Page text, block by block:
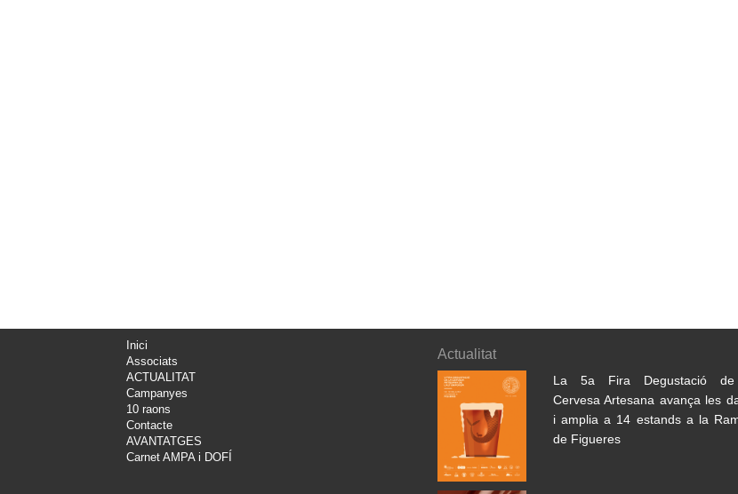
Inici
Associats
ACTUALITAT
Campanyes
10 raons
Contacte
AVANTATGES
Carnet AMPA i DOFÍ
Actualitat
La 5a Fira Degustació
Cervesa Artesana avança les
i amplia a 14 estands a la
de Figueres